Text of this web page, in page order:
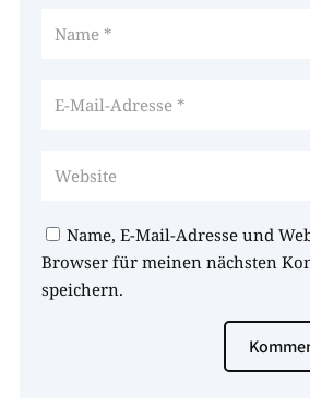
Name, E-Mail-Adresse und
Browser für meinen nächsten
speichern.